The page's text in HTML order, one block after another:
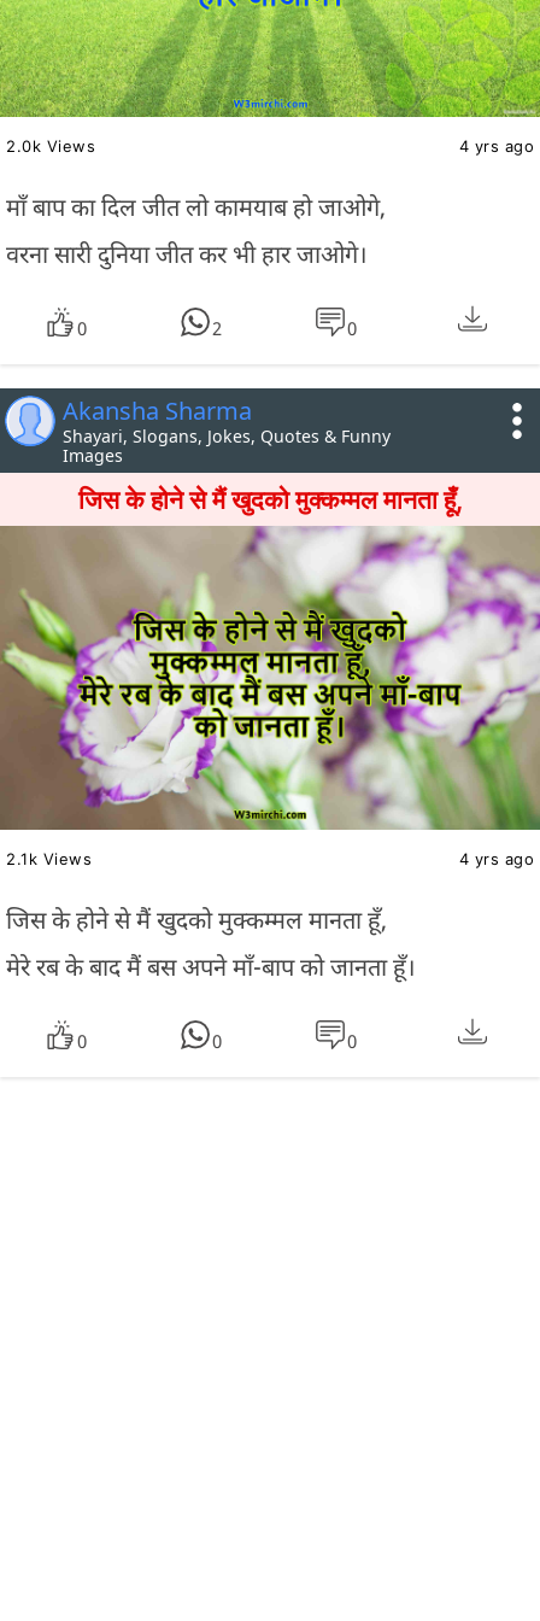
2.0k Views 4 yrs ago
माँ बाप का दिल जीत लो कामयाब हो जाओगे,
वरना सारी दुनिया जीत कर भी हार जाओगे।
0 2 0
Akansha Sharma
Shayari, Slogans, Jokes, Quotes & Funny
Images
जिस के होने से मैं खुदको मुक्कम्मल मानता हूँ,
2.1k Views 4 yrs ago
जिस के होने से मैं खुदको मुक्कम्मल मानता हूँ,
मेरे रब के बाद मैं बस अपने माँ-बाप को जानता हूँ।
0 0 0